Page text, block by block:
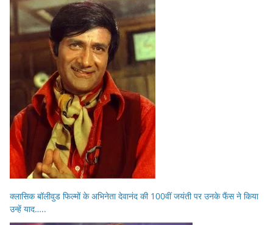
क्लासिक बॉलीवुड फिल्मों के अभिनेता देवानंद की 100वीं जयंती पर उनके फैंस ने किया
उन्हें याद…..